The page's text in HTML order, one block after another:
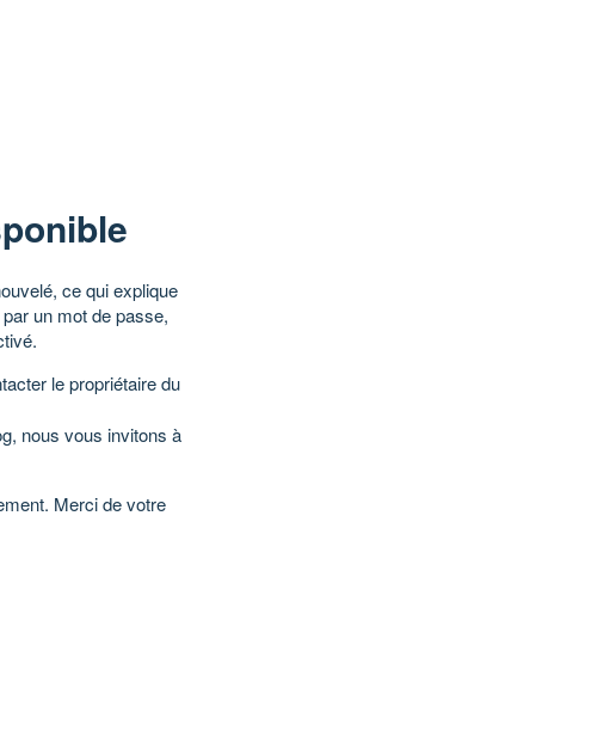
ce qui explique
un mot de passe,
le propriétaire du
nous vous invitons à
Merci de votre